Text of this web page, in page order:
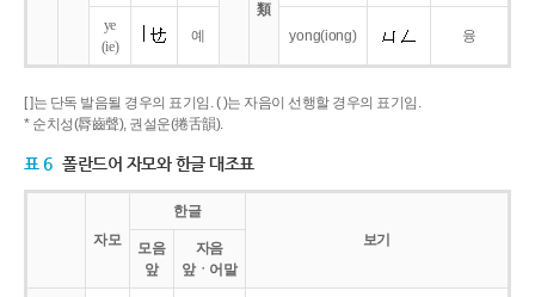
類
ye
(ie)
예 yong(iong) 융
[ ]는 단독 발음될 경우의 표기임. ( )는 자음이 선행할 경우의 표기임.
* 순치성(脣齒聲), 권설운(捲舌韻).
표 6 폴란드어 자모와 한글 대조표
자모
한글
보기
모음
앞
자음
앞ㆍ어말